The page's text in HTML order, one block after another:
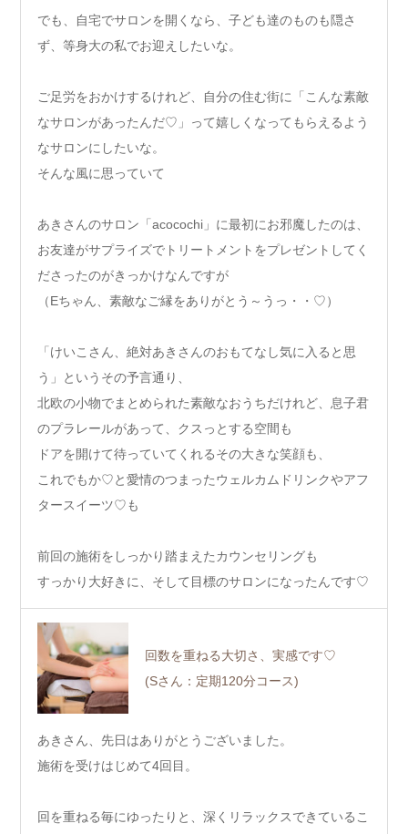
でも、自宅でサロンを開くなら、子ども達のものも隠さ
ず、等身大の私でお迎えしたいな。
ご足労をおかけするけれど、自分の住む街に「こんな素敵
なサロンがあったんだ♡」って嬉しくなってもらえるよう
なサロンにしたいな。
そんな風に思っていて
あきさんのサロン「acocochi」に最初にお邪魔したのは、
お友達がサプライズでトリートメントをプレゼントしてく
ださったのがきっかけなんですが
（Eちゃん、素敵なご縁をありがとう～うっ・・♡）
「けいこさん、絶対あきさんのおもてなし気に入ると思
う」というその予言通り、
北欧の小物でまとめられた素敵なおうちだけれど、息子君
のプラレールがあって、クスっとする空間も
ドアを開けて待っていてくれるその大きな笑顔も、
これでもか♡と愛情のつまったウェルカムドリンクやアフ
タースイーツ♡も
前回の施術をしっかり踏まえたカウンセリングも
すっかり大好きに、そして目標のサロンになったんです♡
回数を重ねる大切さ、実感です♡
(Sさん：定期120分コース)
あきさん、先日はありがとうございました。
施術を受けはじめて4回目。
回を重ねる毎にゆったりと、深くリラックスできているこ